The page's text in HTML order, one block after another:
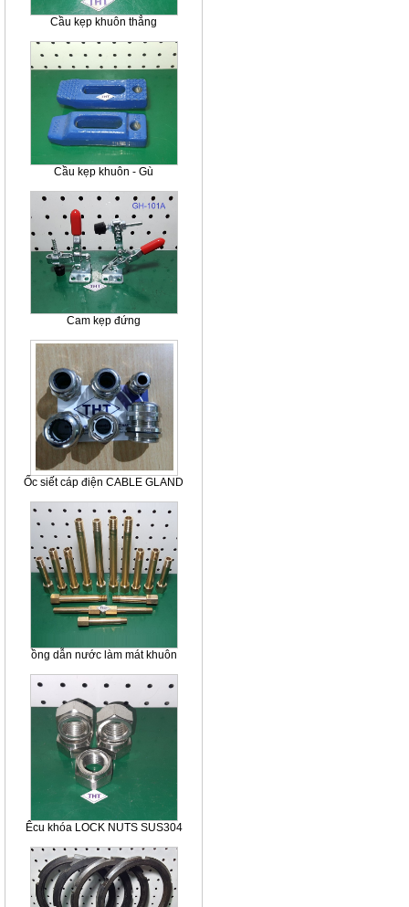
Cầu kẹp khuôn thẳng
Cầu kẹp khuôn - Gù
Cam kẹp đứng
Ốc siết cáp điện CABLE GLAND
ồng dẫn nước làm mát khuôn
Êcu khóa LOCK NUTS SUS304